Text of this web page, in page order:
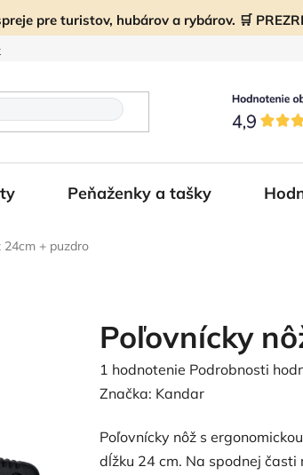
pre turistov, hubárov a rybárov. 🛒
Peňaženky a tašky
24cm + puzdro
Poľovnícky
Priemerné
hodnotenie
je
5,0
1 hodnotenie Podrobnosti
Značka: Kandar
Poľovnícky nôž s
dĺžku 24 cm. Na spodnej